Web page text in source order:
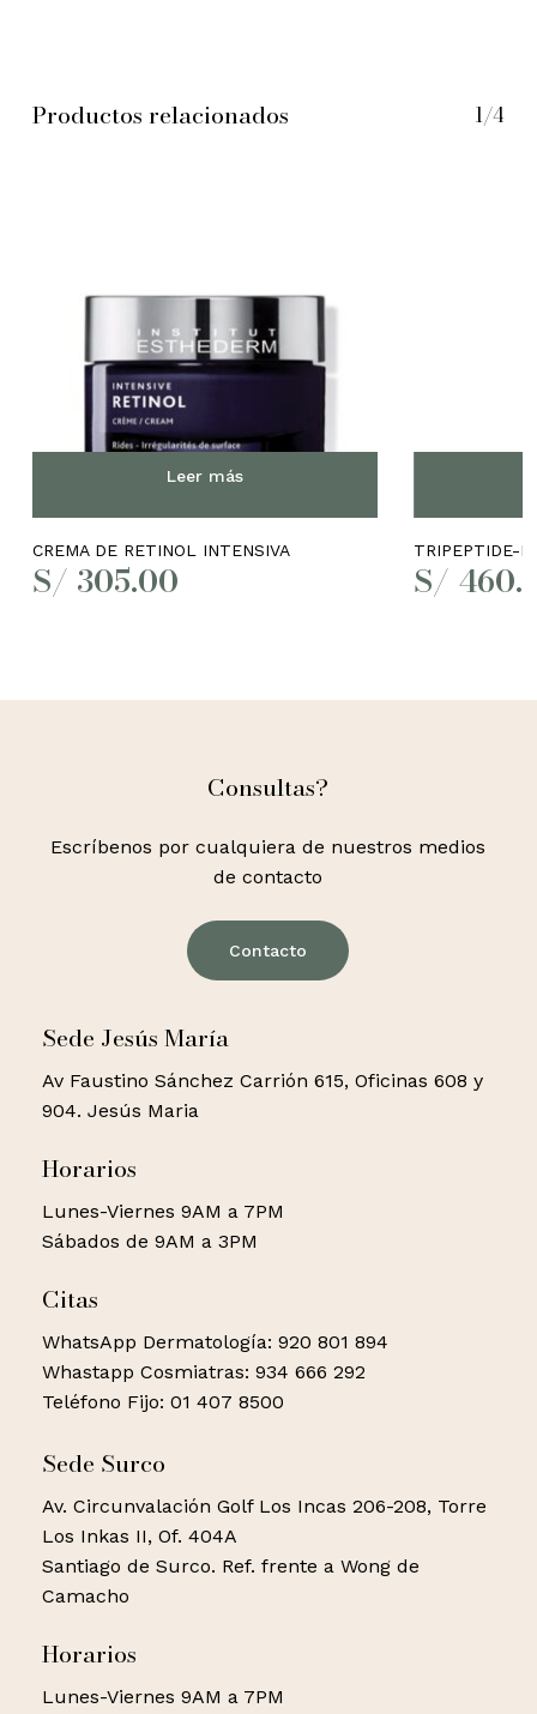
No hay productos en el
carrito.
Productos relacionados 1/4
Leer más
CREMA DE RETINOL INTENSIVA
S/ 305.00
TRIPEPTIDE-R
S/
Consultas?
Escríbenos por cualquiera de nuestros medios
de contacto
Contacto
Sede Jesús María
Av Faustino Sánchez Carrión 615, Oficinas 608 y
904. Jesús Maria
Horarios
Lunes-Viernes 9AM a 7PM
Sábados de 9AM a 3PM
Citas
WhatsApp Dermatología: 920 801 894
Whastapp Cosmiatras: 934 666 292
Teléfono Fijo: 01 407 8500
Sede Surco
Av. Circunvalación Golf Los Incas 206-208, Torre
Los Inkas II, Of. 404A
Santiago de Surco. Ref. frente a Wong de
Camacho
Horarios
Lunes-Viernes 9AM a 7PM